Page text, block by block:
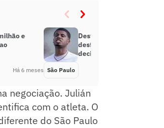
e
Há 6 meses
Destaque da Copinha será
desfalque do São Paulo em
decisão por ‘mandar beijos’
São Paulo
negociação. Julián
com o atleta. O
do São Paulo